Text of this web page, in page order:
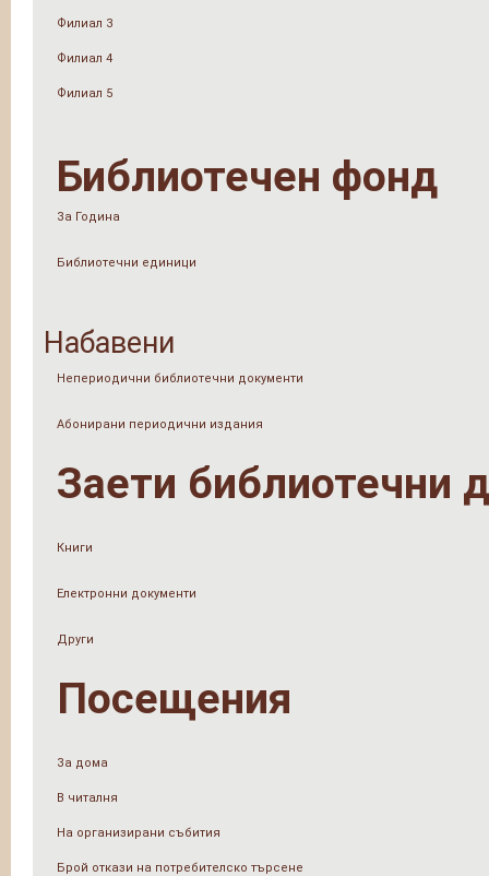
Филиал 3
Филиал 4
Филиал 5
Библиотечен фонд
За Година
Библиотечни единици
Набавени
Непериодични библиотечни документи
Абонирани периодични издания
Заети библиотечни
Книги
Електронни документи
Други
Посещения
За дома
В читалня
На организирани събития
Брой откази на потребителско търсене